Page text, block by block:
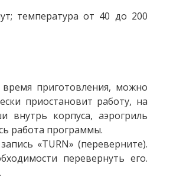
температура от 40 до 200
приготовления, можно
приостановит работу, на
внутрь корпуса, аэрогриль
работа программы.
«TURN» (переверните).
перевернуть его.